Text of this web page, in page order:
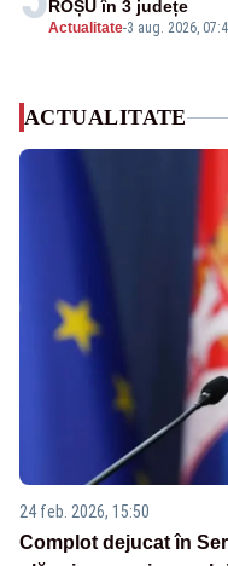
Actualitate-3 aug. 2026,
ROȘU în 3 județe
ACTUALITATE
24 feb. 2026, 15:50
Complot dejucat în